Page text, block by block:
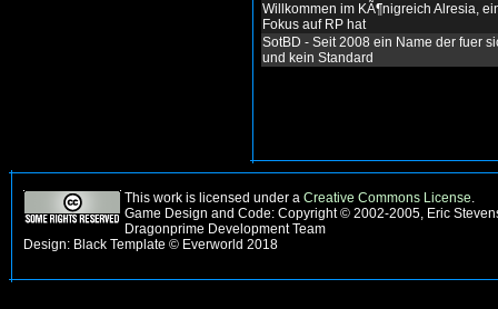
Willkommen im KÃ¶nigreich Alresia,
Fokus auf RP hat
SotBD - Seit 2008 ein Name der fuer
und kein Standard
This work is licensed under a Creative Commons License.
Game Design and Code: Copyright © 2002-2005, Eric
Dragonprime Development Team
Design: Black Template © Everworld 2018